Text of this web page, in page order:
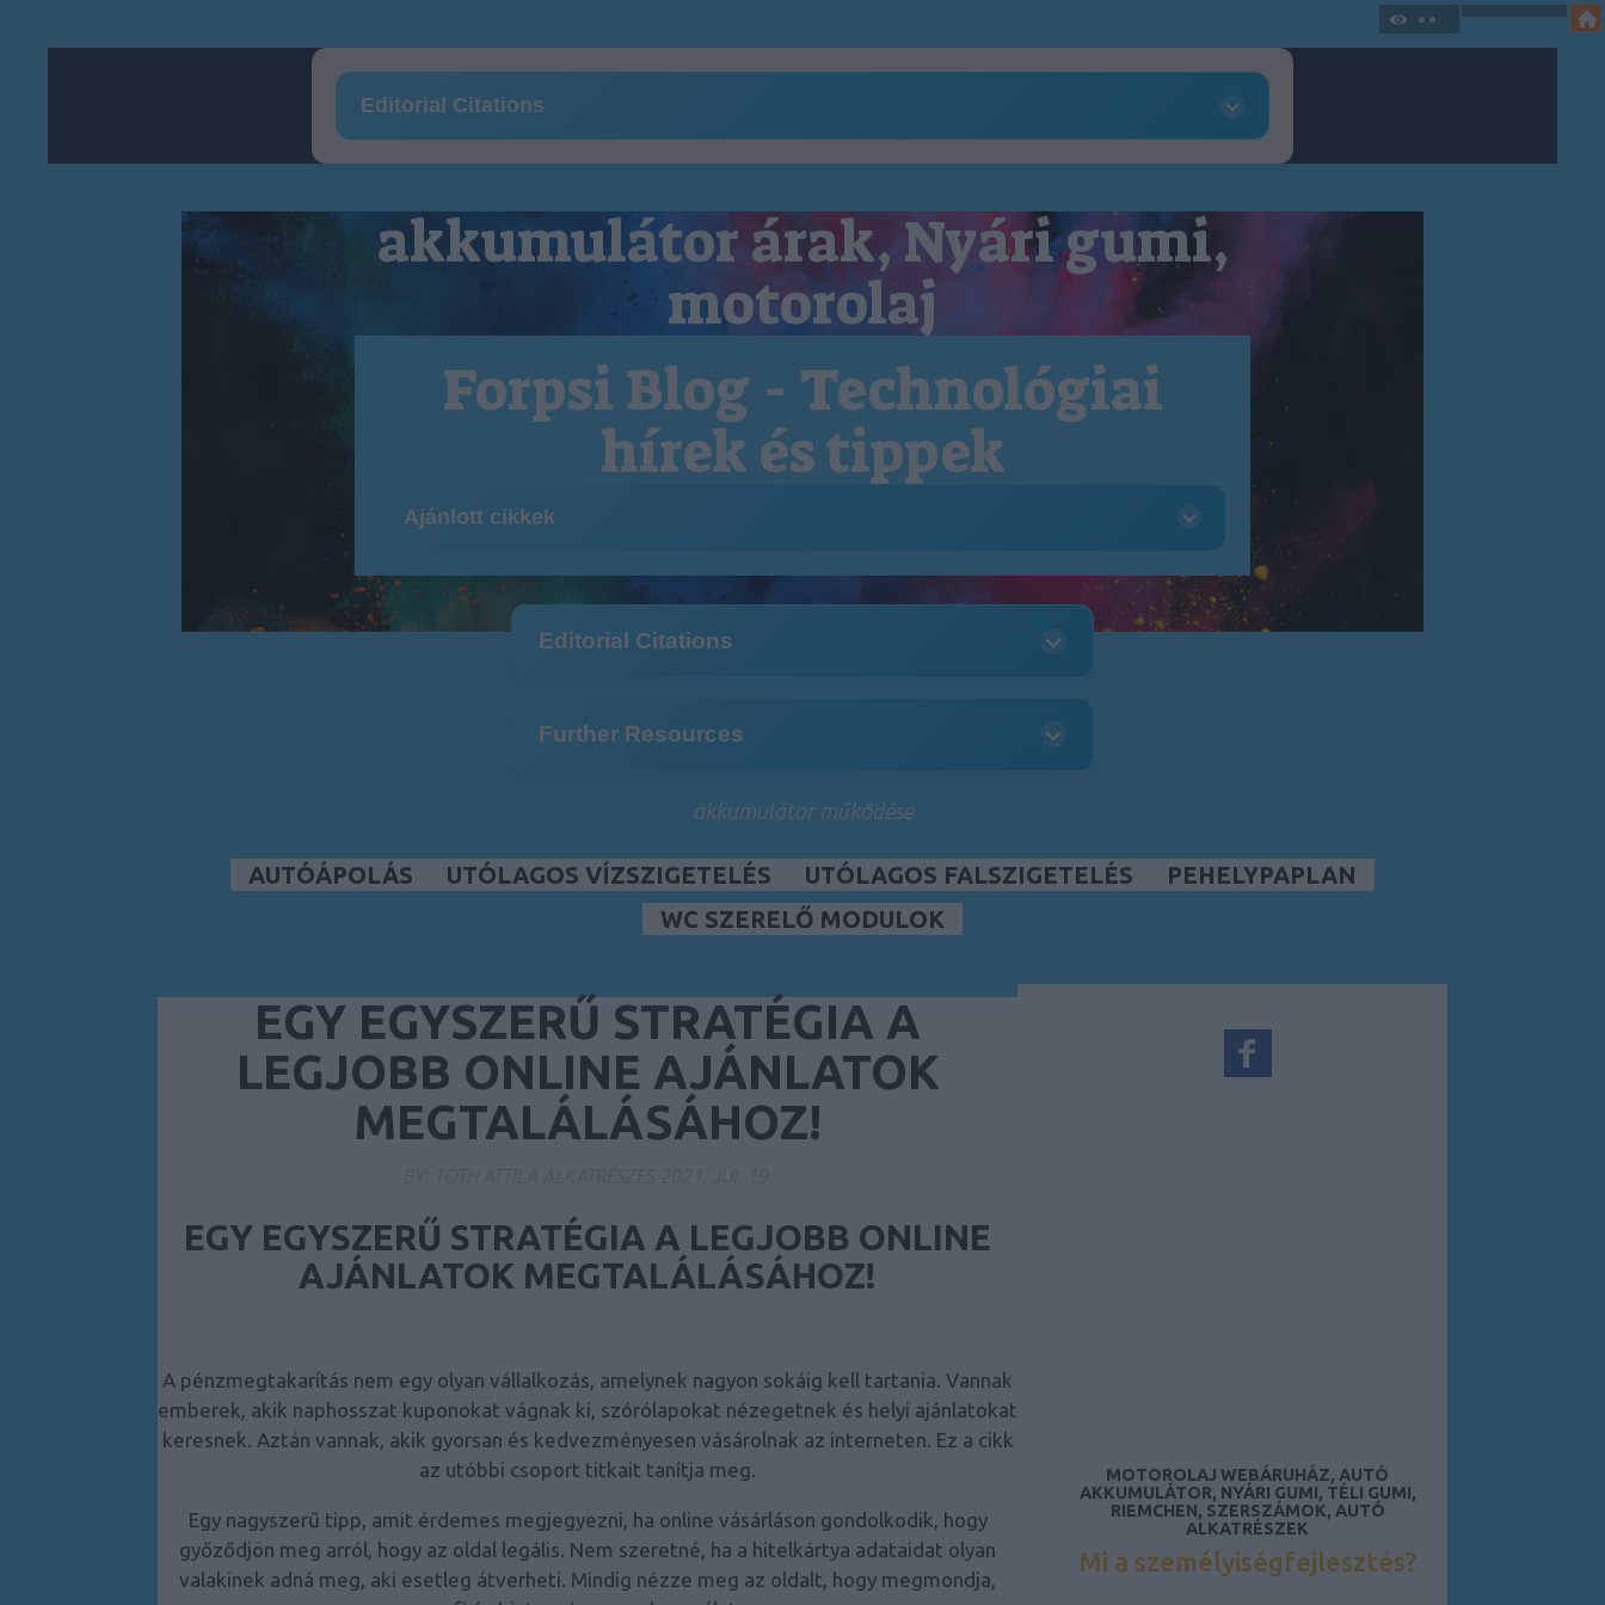
Editorial Citations
akkumulátor árak, Nyári gumi,
motorolaj
Forpsi Blog - Technológiai
hírek és tippek
Ajánlott cikkek
Editorial Citations
Further Resources
akkumulátor működése
AUTÓÁPOLÁS UTÓLAGOS VÍZSZIGETELÉS UTÓLAGOS FALSZIGETELÉS
PEHELYPAPLAN
WC SZERELŐ MODULOK
EGY EGYSZERŰ STRATÉGIA A
LEGJOBB ONLINE AJÁNLATOK
MEGTALÁLÁSÁHOZ!
EGY EGYSZERŰ STRATÉGIA A LEGJOBB ONLINE
AJÁNLATOK MEGTALÁLÁSÁHOZ!
A pénzmegtakarítás nem egy olyan vállalkozás, amelynek nagyon sokáig kell tartania. Vannak
emberek, akik naphosszat kuponokat vágnak ki, szórólapokat nézegetnek és helyi ajánlatokat
keresnek. Aztán vannak, akik gyorsan és kedvezményesen vásárolnak az interneten. Ez a cikk
az utóbbi csoport titkait tanítja meg.
Egy nagyszerű tipp, amit érdemes megjegyezni, ha online vásárláson gondolkodik, hogy
győződjön meg arról, hogy az oldal legális. Nem szeretné, ha a hitelkártya adataidat olyan
valakinek adná meg, aki esetleg átverheti. Mindig nézze meg az oldalt, hogy megmondja,
MOTOROLAJ WEBÁRUHÁZ, AUTÓ
AKKUMULÁTOR, NYÁRI GUMI, TÉLI GUMI,
RIEMCHEN, SZERSZÁMOK, AUTÓ
ALKATRÉSZEK
Mi a személyiségfejlesztés?